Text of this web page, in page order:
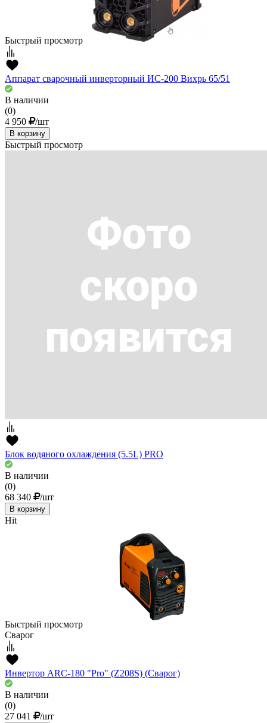
Быстрый просмотр
Аппарат сварочный инверторный ИС-200 Вихрь 65/51
В наличии
(0)
4 950
/шт
В корзину
Быстрый просмотр
Блок водяного охлаждения (5.5L) PRO
В наличии
(0)
68 340
/шт
В корзину
Hit
Быстрый просмотр
Сварог
Инвертор ARC-180 "Pro" (Z208S) (Сварог)
В наличии
(0)
27 041
/шт